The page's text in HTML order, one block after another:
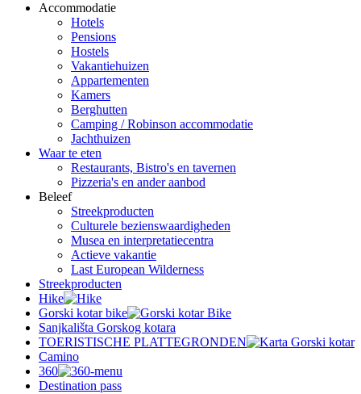
Accommodatie
Hotels
Pensions
Hostels
Vakantiehuizen
Appartementen
Kamers
Berghutten
Camping / Robinson accommodatie
Jachthuizen
Waar te eten
Restaurants, Bistro's en tavernen
Pizzeria's en ander aanbod
Beleef
Streekproducten
Culturele bezienswaardigheden
Musea en interpretatiecentra
Actieve vakantie
Last European Wilderness
Streekproducten
Hike
Gorski kotar bike
Sanjkališta Gorskog kotara
TOERISTISCHE PLATTEGRONDEN
Camino
360
Destination pass